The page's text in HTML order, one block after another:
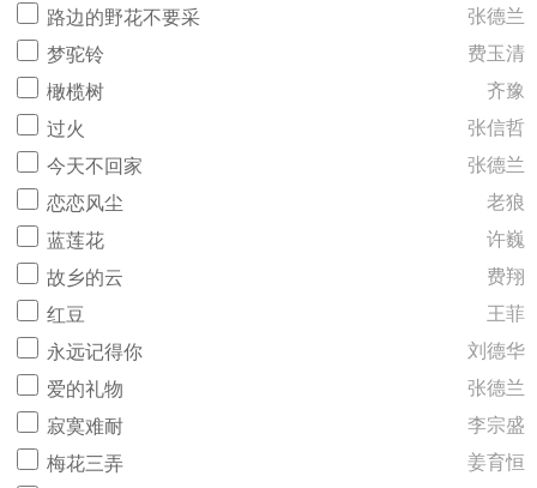
路边的野花不要采
张德兰
梦驼铃
费玉清
橄榄树
齐豫
过火
张信哲
今天不回家
张德兰
恋恋风尘
老狼
蓝莲花
许巍
故乡的云
费翔
红豆
王菲
永远记得你
刘德华
爱的礼物
张德兰
寂寞难耐
李宗盛
梅花三弄
姜育恒